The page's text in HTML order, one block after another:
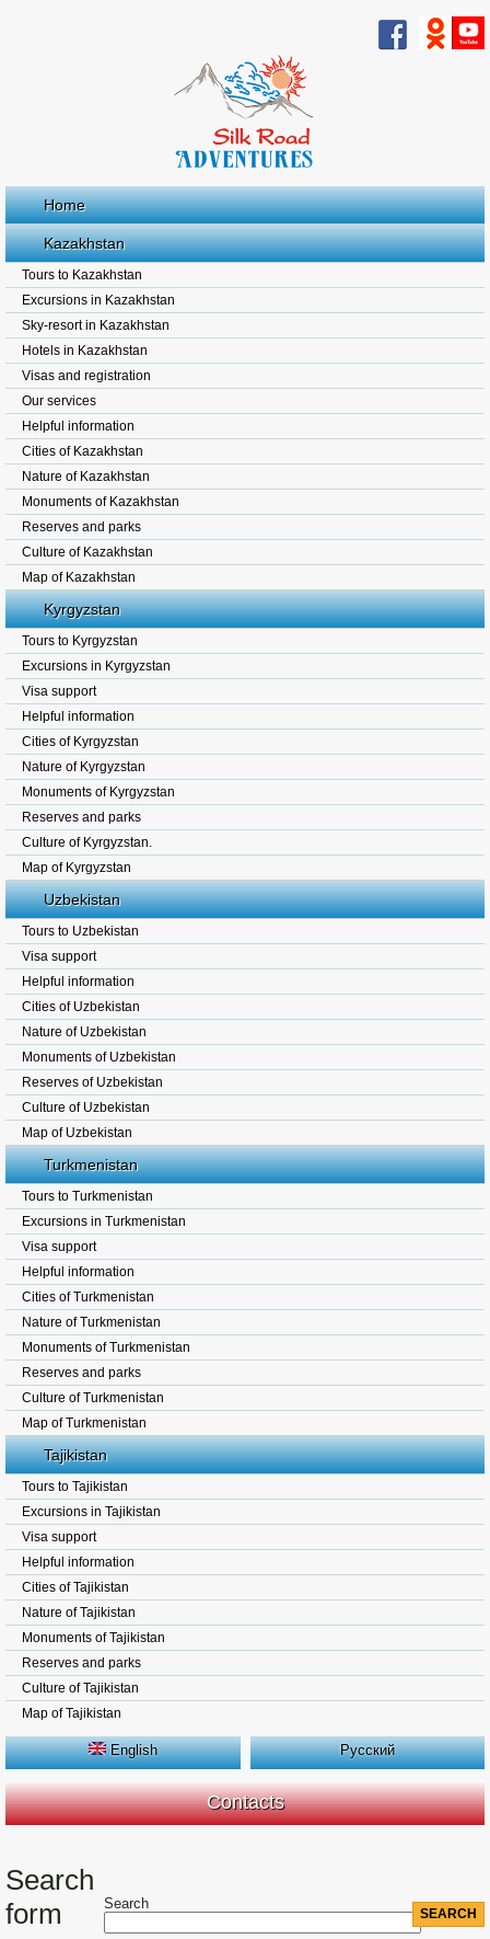
Home
Kazakhstan
Tours to Kazakhstan
Excursions in Kazakhstan
Sky-resort in Kazakhstan
Hotels in Kazakhstan
Visas and registration
Our services
Helpful information
Cities of Kazakhstan
Nature of Kazakhstan
Monuments of Kazakhstan
Reserves and parks
Culture of Kazakhstan
Map of Kazakhstan
Kyrgyzstan
Tours to Kyrgyzstan
Excursions in Kyrgyzstan
Visa support
Helpful information
Cities of Kyrgyzstan
Nature of Kyrgyzstan
Monuments of Kyrgyzstan
Reserves and parks
Culture of Kyrgyzstan.
Map of Kyrgyzstan
Uzbekistan
Tours to Uzbekistan
Visa support
Helpful information
Cities of Uzbekistan
Nature of Uzbekistan
Monuments of Uzbekistan
Reserves of Uzbekistan
Culture of Uzbekistan
Map of Uzbekistan
Turkmenistan
Tours to Turkmenistan
Excursions in Turkmenistan
Visa support
Helpful information
Cities of Turkmenistan
Nature of Turkmenistan
Monuments of Turkmenistan
Reserves and parks
Culture of Turkmenistan
Map of Turkmenistan
Tajikistan
Tours to Tajikistan
Excursions in Tajikistan
Visa support
Helpful information
Cities of Tajikistan
Nature of Tajikistan
Monuments of Tajikistan
Reserves and parks
Culture of Tajikistan
Map of Tajikistan
English Русский
Contacts
Search
form
Search